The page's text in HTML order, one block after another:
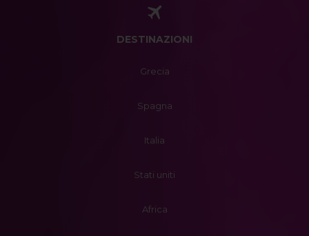
DESTINAZIONI
Grecia
Spagna
Italia
Stati uniti
Africa